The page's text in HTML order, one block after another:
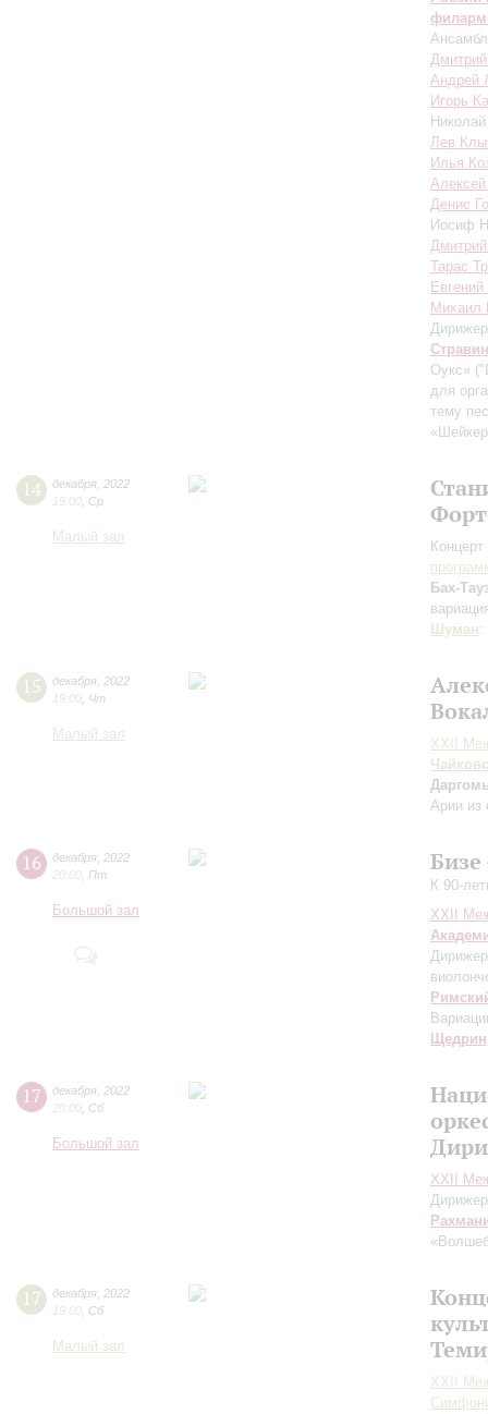
Андрей
Игорь
Лев
Илья
Денис
Иосиф
Тарас
Михаил
Оукс»
для
тему
14 декабря 2022
19:00 Ср
Малый зал
Бах-
Шуман:
15 декабря 2022
19:00 Чт
Малый зал
XXII
Арии из
16 декабря 2022
20:00 Пт
Большой зал
К 90-
XXII
Щедрин
17 декабря 2022
20:00 Сб
Большой зал
XXII
17 декабря 2022
19:00 Сб
Малый зал
XXII